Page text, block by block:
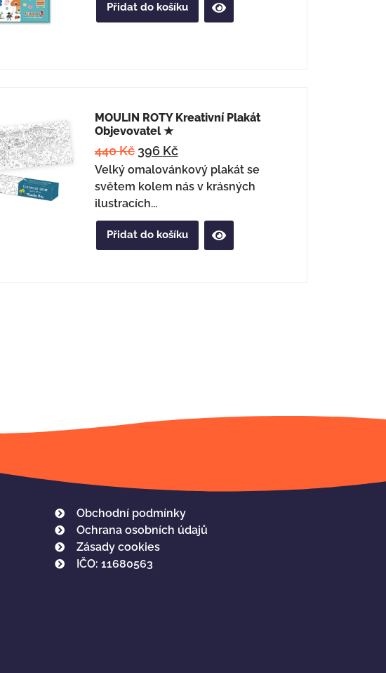
Přidat do košíku
MOULIN ROTY Kreativní Plakát
Objevovatel ★
440Kč 396 Kč
Velký omalovánkový plakát se
světem kolem nás v krásných
ilustracích...
Přidat do košíku
Obchodní podmínky
Ochrana osobních údajů
Zásady cookies
IČO: 11680563